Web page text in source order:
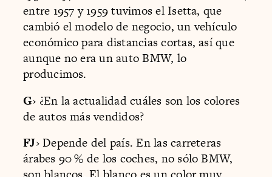
entre 1957 y 1959 tuvimos el Isetta, que
cambió el modelo de negocio, un vehículo
económico para distancias cortas, así que
aunque no era un auto BMW, lo
producimos.
G› ¿En la actualidad cuáles son los colores
de autos más vendidos?
FJ› Depende del país. En las carreteras
árabes 90 % de los coches, no sólo BMW,